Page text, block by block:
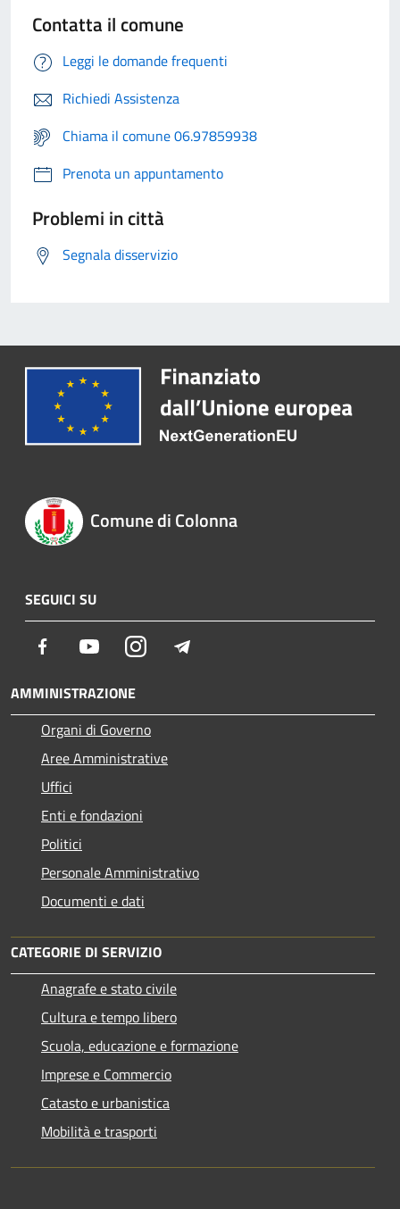
Contatta il comune
Leggi le domande frequenti
Richiedi Assistenza
Chiama il comune 06.97859938
Prenota un appuntamento
Problemi in città
Segnala disservizio
Comune di Colonna
SEGUICI SU
Facebook YoutubeInstagram
AMMINISTRAZIONE
Organi di Governo
Aree Amministrative
Uffici
Enti e fondazioni
Politici
Personale Amministrativo
Documenti e dati
CATEGORIE DI SERVIZIO
Anagrafe e stato civile
Cultura e tempo libero
Scuola, educazione e formazione
Imprese e Commercio
Catasto e urbanistica
Mobilità e trasporti